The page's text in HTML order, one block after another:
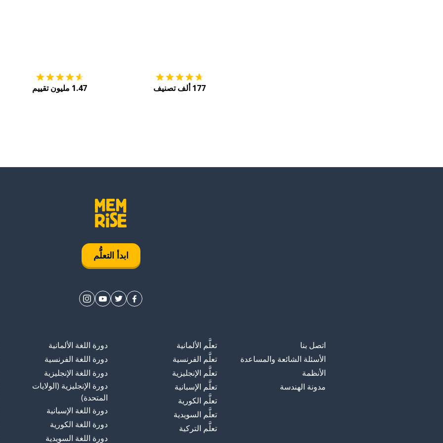
177 ألف تصنيف 1.47 مليون تقييم
ابدأ التعلُّم
اتصل بنا
الأسئلة الشائعة والمساعدة
الأنظمة
مدونة الهندسة
تعلَّم الألمانية
تعلَّم الفرنسية
تعلَّم الإنجليزية
تعلَّم الإسبانية
تعلَّم الكورية
تعلَّم السويدية
تعلَّم التركية
دورة اللغة الألمانية
دورة اللغة الفرنسية
دورة اللغة الإنجليزية
دورة الإنجليزية (الولايات
المتحدة)
دورة اللغة الإسبانية
دورة اللغة الكورية
دورة اللغة السويدية